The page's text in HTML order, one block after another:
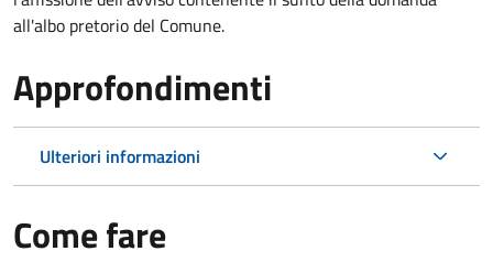
all'albo pretorio del Comune.
Approfondimenti
Ulteriori informazioni
Come fare